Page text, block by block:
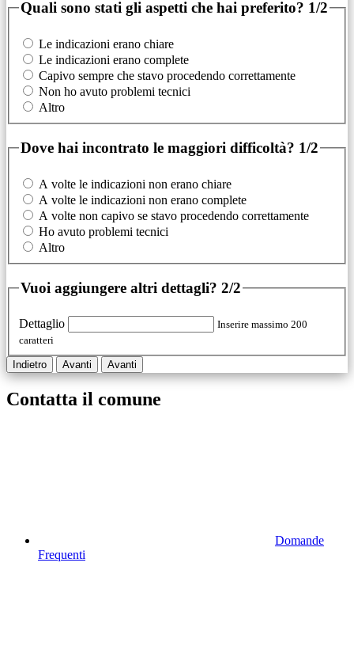
Quali sono stati gli aspetti che hai preferito? 1/2
Le indicazioni erano chiare
Le indicazioni erano complete
Capivo sempre che stavo procedendo correttamente
Non ho avuto problemi tecnici
Altro
Dove hai incontrato le maggiori difficoltà? 1/2
A volte le indicazioni non erano chiare
A volte le indicazioni non erano complete
A volte non capivo se stavo procedendo correttamente
Ho avuto problemi tecnici
Altro
Vuoi aggiungere altri dettagli? 2/2
Dettaglio
Inserire massimo 200
caratteri
Indietro Avanti Avanti
Contatta il comune
Domande
Frequenti